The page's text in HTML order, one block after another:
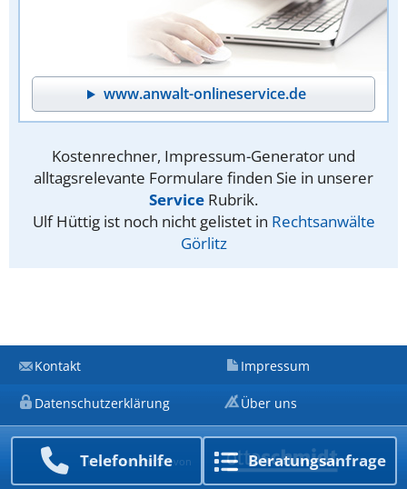
www.anwalt-onlineservice.de
Kostenrechner, Impressum-Generator und
alltagsrelevante Formulare finden Sie in unserer
Service Rubrik.
Ulf Hüttig ist noch nicht gelistet in Rechtsanwälte
Görlitz
Telefon­hilfe Beratungs­anfrage
Kontakt Impressum
Datenschutzerklärung Über uns
Ein Unternehmen von